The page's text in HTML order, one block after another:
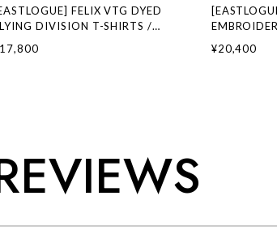
FELIX VTG DYED
DIVISION T-SHIRTS /
ド 韓国ファッション 韓国代行 イース
ッション 韓
¥20,400